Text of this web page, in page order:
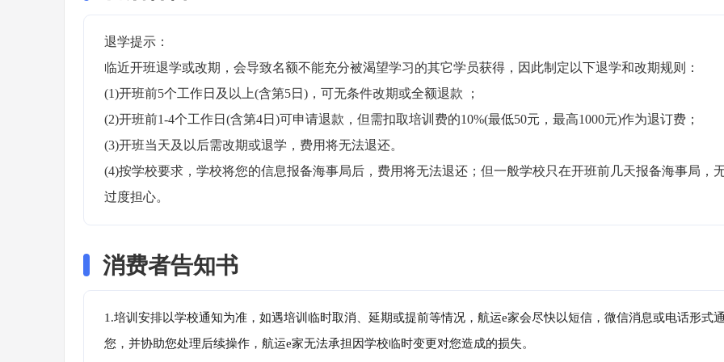
退学提示：
临近开班退学或改期，会导致名额不能充分被渴望学习的其它学员获得，因此制定以下退学和改期规则：
(1)开班前5个工作日及以上(含第5日)，可无条件改期或全额退款 ；
(2)开班前1-4个工作日(含第4日)可申请退款，但需扣取培训费的10%(最低50元，最高1000元)作为退订费；
(3)开班当天及以后需改期或退学，费用将无法退还。
(4)按学校要求，学校将您的信息报备海事局后，费用将无法退还；但一般学校只在开班前几天报备海事局，
过度担心。
消费者告知书
1.培训安排以学校通知为准，如遇培训临时取消、延期或提前等情况，航运e家会尽快以短信，微信消息或电话形式
您，并协助您处理后续操作，航运e家无法承担因学校临时变更对您造成的损失。